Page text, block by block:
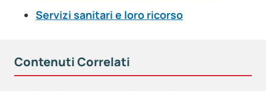
Servizi sanitari e loro ricorso
Contenuti Correlati